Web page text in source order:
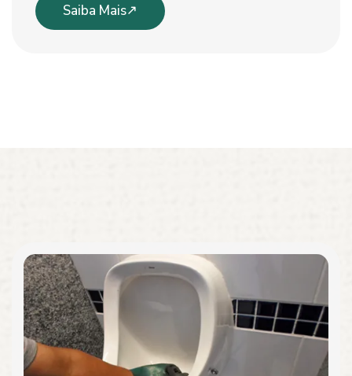
Saiba Mais